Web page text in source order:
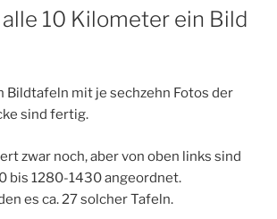
alle 10 Kilometer ein Bild
Bildtafeln mit je sechzehn Fotos der
sind fertig.
zwar noch, aber von oben links sind
bis 1280-1430 angeordnet.
es ca. 27 solcher Tafeln.